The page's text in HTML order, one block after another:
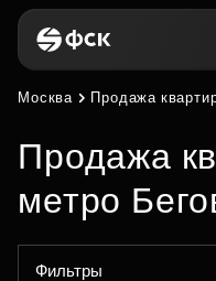
Москва Продажа
Продажа
метро
Фильтры